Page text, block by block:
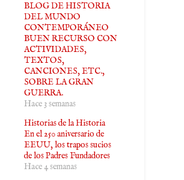
BLOG DE HISTORIA
DEL MUNDO
CONTEMPORÁNEO
BUEN RECURSO CON
ACTIVIDADES,
TEXTOS,
CANCIONES, ETC.,
SOBRE LA GRAN
GUERRA.
Hace 3 semanas
Historias de la Historia
En el 250 aniversario de
EEUU, los trapos sucios
de los Padres Fundadores
Hace 4 semanas